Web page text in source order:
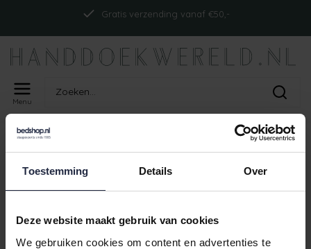
Toestemming Details Over
Deze website maakt gebruik van cookies
We gebruiken cookies om content en advertenties te
Gratis verzending vanaf €50,-
Menu
Home
PRODUCTEN GETAGD MET
ISM_ABYSSREVERSIBLECT_LINEN
Geen producten gevonden!